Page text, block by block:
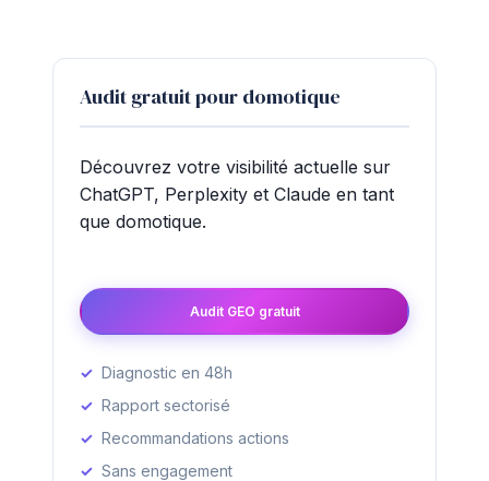
Audit gratuit pour domotique
Découvrez votre visibilité actuelle sur
ChatGPT, Perplexity et Claude en tant
que domotique.
Audit GEO gratuit
Diagnostic en 48h
Rapport sectorisé
Recommandations actions
Sans engagement